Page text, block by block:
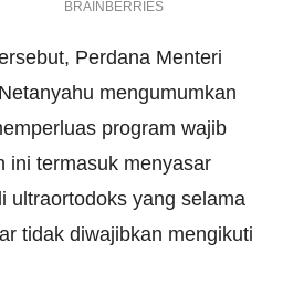
Perdana Menteri
mengumumkan
program wajib
ini termasuk menyasar
ultraortodoks yang selama
tidak diwajibkan mengikuti